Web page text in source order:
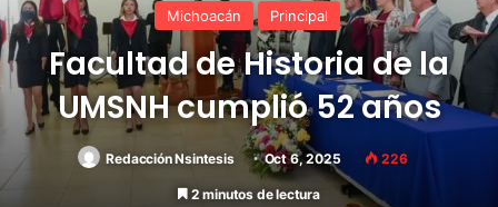
Michoacán Principal
Facultad de Historia de la
UMSNH cumplió 52 años
Redacción Nsintesis Oct 6, 2025 226
2 minutos de lectura